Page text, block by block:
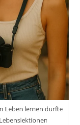
Leben lernen durfte